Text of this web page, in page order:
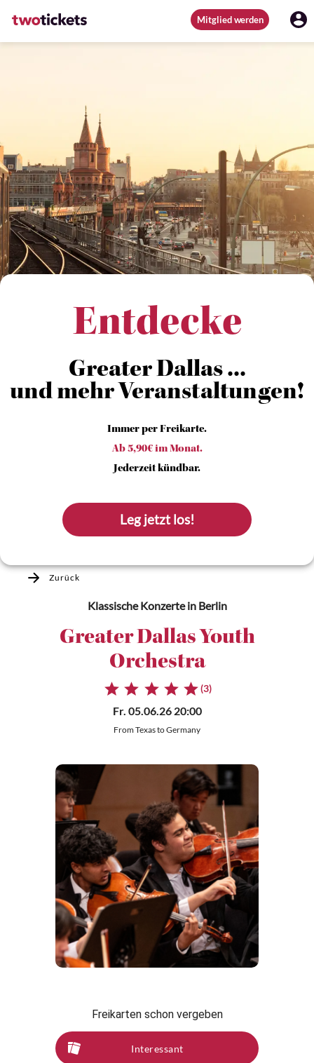
Mitglied werden
Entdecke
Greater Dallas ...
und mehr Veranstaltungen!
Immer per Freikarte.
Ab 5,90€ im Monat.
Jederzeit kündbar.
Leg jetzt los!
Zurück
Klassische Konzertein Berlin
Greater Dallas Youth
Orchestra
(3)
Fr. 05.06.26 20:00
From Texas to Germany
Freikarten schon vergeben
Interessant